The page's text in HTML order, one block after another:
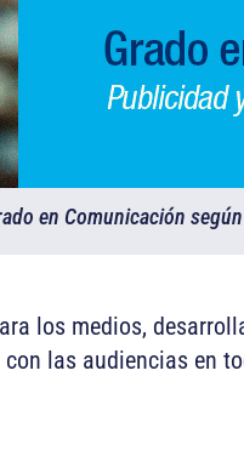
en Comunicación
los medios,
las audiencias en